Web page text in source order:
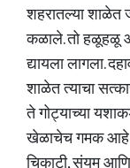
शहरातल्या शाळेत
कळाले. तो हळूहळू
द्यायला लागला.
शाळेत त्याचा
ते गोट्याच्या
खेळाचेच गमक आहे